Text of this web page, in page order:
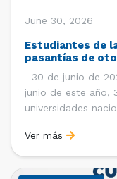
June 30, 2026
Estudiantes de
pasantías de
30 de junio de
junio de este año,
universidades
de la Cámara de
realizaron […]
Ver más